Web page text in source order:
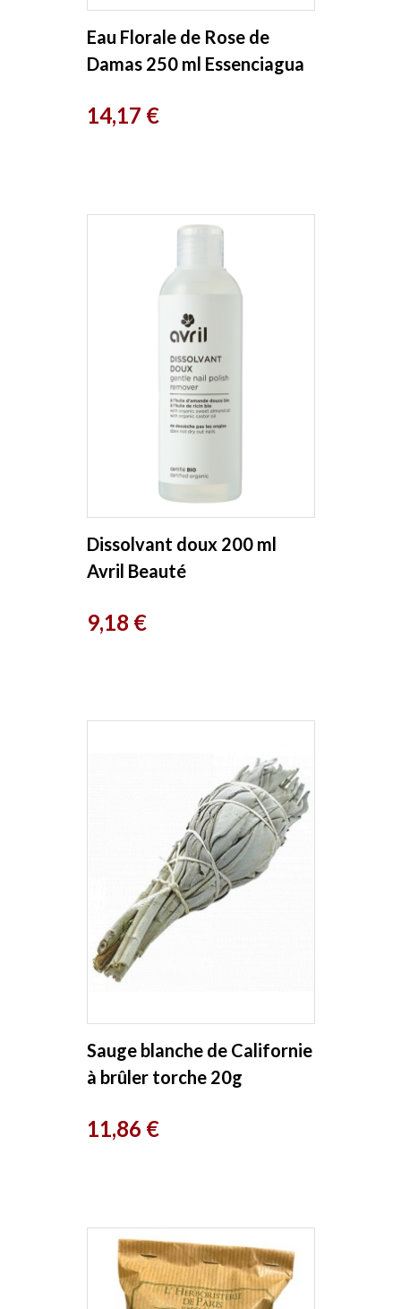
Eau Florale de Rose de
Damas 250 ml Essenciagua
Prix
14,17 €
Dissolvant doux 200 ml
Avril Beauté
Prix
9,18 €
Sauge blanche de Californie
à brûler torche 20g
Prix
11,86 €